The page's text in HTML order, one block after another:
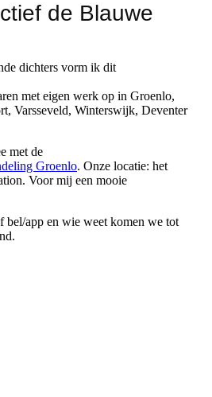
de Blauwe
dichters vorm ik dit
met eigen werk op in Groenlo,
Varsseveld, Winterswijk, Deventer
met de
Groenlo. Onze locatie: het
Voor mij een mooie
bel/app en wie weet komen we tot